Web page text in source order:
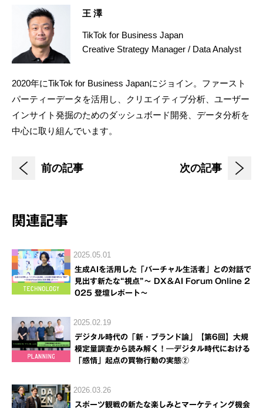
王 澤
TikTok for Business Japan
Creative Strategy Manager / Data Analyst
2020年にTikTok for Business Japanにジョイン。ファースト
パーティーデータを活用し、クリエイティブ分析、ユーザー
インサイト発掘のためのダッシュボード開発、データ分析を
中心に取り組んでいます。
前の記事 次の記事
関連記事
2025.05.01
生成AIを活用した「バーチャル生活者」との対話で
見出す新たな“視点”～ DX＆AI Forum Online 2
025 登壇レポート～
2025.02.19
デジタル時代の「新・ブランド論」【第6回】大規
模定量調査から読み解く！―デジタル時代における
「感情」起点の買物行動の実態②
2026.03.26
スポーツ観戦の新たな楽しみとマーケティング機会